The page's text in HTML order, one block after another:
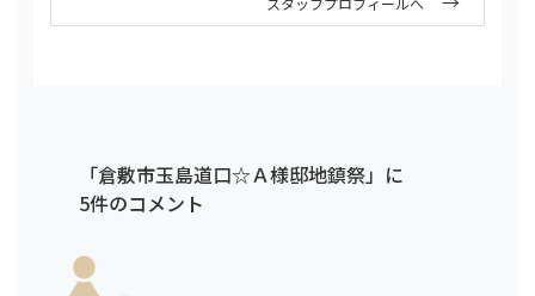
「倉敷市玉島道口☆Ａ様邸地鎮祭」に
5件のコメント